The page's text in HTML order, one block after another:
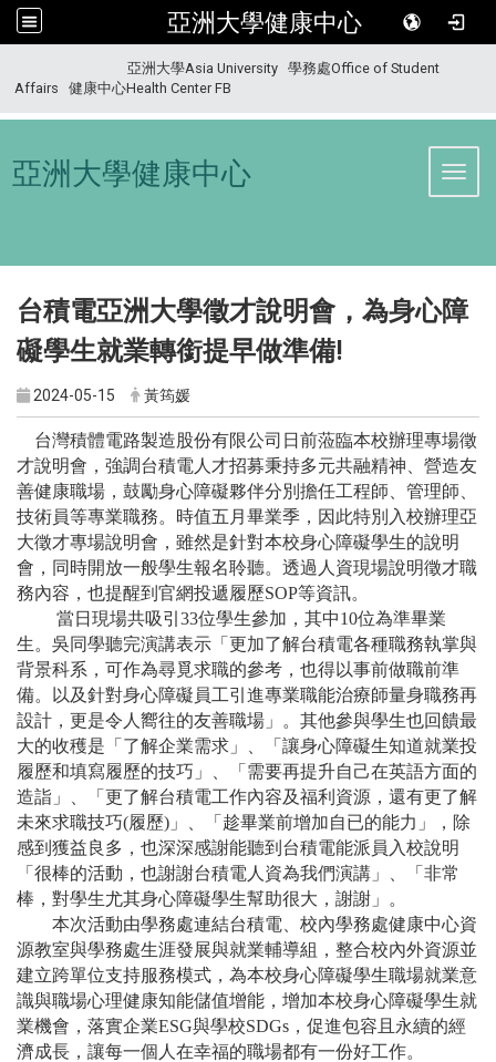
亞洲大學健康中心
亞洲大學Asia University
學務處Office of Student
Affairs
健康中心Health Center FB
亞洲大學健康中心
台積電亞洲大學徵才說明會，為身心障
礙學生就業轉銜提早做準備!
2024-05-15 黃筠媛
台灣積體電路製造股份有限公司日前蒞臨本校辦理專場徵
才說明會，強調台積電人才招募秉持多元共融精神、營造友
善健康職場，鼓勵身心障礙夥伴分別擔任工程師、管理師、
技術員等專業職務。時值五月畢業季，因此特別入校辦理亞
大徵才專場說明會，雖然是針對本校身心障礙學生的說明
會，同時開放一般學生報名聆聽。透過人資現場說明徵才職
務內容，也提醒到官網投遞履歷SOP等資訊。
當日現場共吸引33位學生參加，其中10位為準畢業
生。吳同學聽完演講表示「更加了解台積電各種職務執掌與
背景科系，可作為尋覓求職的參考，也得以事前做職前準
備。以及針對身心障礙員工引進專業職能治療師量身職務再
設計，更是令人嚮往的友善職場」。其他參與學生也回饋最
大的收穫是「了解企業需求」、「讓身心障礙生知道就業投
履歷和填寫履歷的技巧」、「需要再提升自己在英語方面的
造詣」、「更了解台積電工作內容及福利資源，還有更了解
未來求職技巧(履歷)」、「趁畢業前增加自已的能力」，除
感到獲益良多，也深深感謝能聽到台積電能派員入校說明
「很棒的活動，也謝謝台積電人資為我們演講」、「非常
棒，對學生尤其身心障礙學生幫助很大，謝謝」。
本次活動由學務處連結台積電、校內學務處健康中心資
源教室與學務處生涯發展與就業輔導組，整合校內外資源並
建立跨單位支持服務模式，為本校身心障礙學生職場就業意
識與職場心理健康知能儲值增能，增加本校身心障礙學生就
業機會，落實企業ESG與學校SDGs，促進包容且永續的經
濟成長，讓每一個人在幸福的職場都有一份好工作。